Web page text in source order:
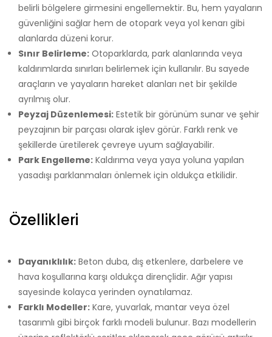
belirli bölgelere girmesini engellemektir. Bu, hem yayaların
güvenliğini sağlar hem de otopark veya yol kenarı gibi
alanlarda düzeni korur.
Sınır Belirleme: Otoparklarda, park alanlarında veya
kaldırımlarda sınırları belirlemek için kullanılır. Bu sayede
araçların ve yayaların hareket alanları net bir şekilde
ayrılmış olur.
Peyzaj Düzenlemesi: Estetik bir görünüm sunar ve şehir
peyzajının bir parçası olarak işlev görür. Farklı renk ve
şekillerde üretilerek çevreye uyum sağlayabilir.
Park Engelleme: Kaldırıma veya yaya yoluna yapılan
yasadışı parklanmaları önlemek için oldukça etkilidir.
Özellikleri
Dayanıklılık: Beton duba, dış etkenlere, darbelere ve
hava koşullarına karşı oldukça dirençlidir. Ağır yapısı
sayesinde kolayca yerinden oynatılamaz.
Farklı Modeller: Kare, yuvarlak, mantar veya özel
tasarımlı gibi birçok farklı modeli bulunur. Bazı modellerin